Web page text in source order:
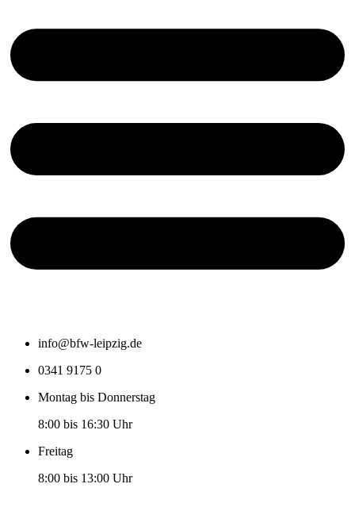
info@bfw-leipzig.de
0341 9175 0
Montag bis Donnerstag
8:00 bis 16:30 Uhr
Freitag
8:00 bis 13:00 Uhr